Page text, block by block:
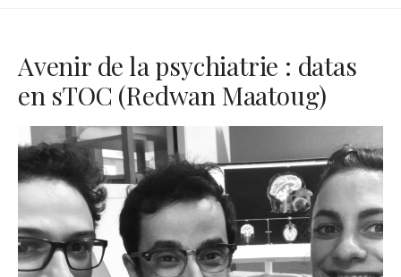
Avenir de la psychiatrie : datas
en sTOC (Redwan Maatoug)